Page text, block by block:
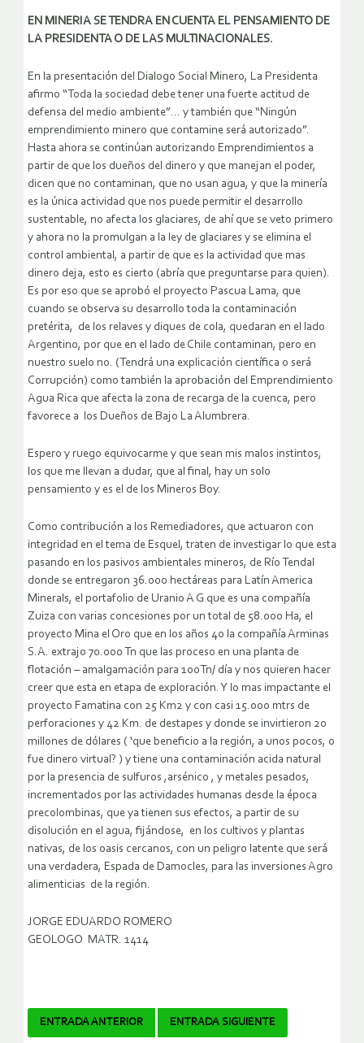
EN MINERIA SE TENDRA EN CUENTA EL PENSAMIENTO DE
LA PRESIDENTA O DE LAS MULTINACIONALES.
En la presentación del Dialogo Social Minero, La Presidenta
afirmo “Toda la sociedad debe tener una fuerte actitud de
defensa del medio ambiente”… y también que “Ningún
emprendimiento minero que contamine será autorizado”.
Hasta ahora se continúan autorizando Emprendimientos a
partir de que los dueños del dinero y que manejan el poder,
dicen que no contaminan, que no usan agua, y que la minería
es la única actividad que nos puede permitir el desarrollo
sustentable, no afecta los glaciares, de ahí que se veto primero
y ahora no la promulgan a la ley de glaciares y se elimina el
control ambiental, a partir de que es la actividad que mas
dinero deja, esto es cierto (abría que preguntarse para quien).
Es por eso que se aprobó el proyecto Pascua Lama, que
cuando se observa su desarrollo toda la contaminación
pretérita, de los relaves y diques de cola, quedaran en el lado
Argentino, por que en el lado de Chile contaminan, pero en
nuestro suelo no. (Tendrá una explicación científica o será
Corrupción) como también la aprobación del Emprendimiento
Agua Rica que afecta la zona de recarga de la cuenca, pero
favorece a los Dueños de Bajo La Alumbrera.
Espero y ruego equivocarme y que sean mis malos instintos,
los que me llevan a dudar, que al final, hay un solo
pensamiento y es el de los Mineros Boy.
Como contribución a los Remediadores, que actuaron con
integridad en el tema de Esquel, traten de investigar lo que esta
pasando en los pasivos ambientales mineros, de Río Tendal
donde se entregaron 36.000 hectáreas para Latín America
Minerals, el portafolio de Uranio A G que es una compañía
Zuiza con varias concesiones por un total de 58.000 Ha, el
proyecto Mina el Oro que en los años 40 la compañía Arminas
S.A. extrajo 70.000 Tn que las proceso en una planta de
flotación – amalgamación para 100Tn/ día y nos quieren hacer
creer que esta en etapa de exploración. Y lo mas impactante el
proyecto Famatina con 25 Km2 y con casi 15.000 mtrs de
perforaciones y 42 Km. de destapes y donde se invirtieron 20
millones de dólares ( ‘que beneficio a la región, a unos pocos, o
fue dinero virtual? ) y tiene una contaminación acida natural
por la presencia de sulfuros ,arsénico , y metales pesados,
incrementados por las actividades humanas desde la época
precolombinas, que ya tienen sus efectos, a partir de su
disolución en el agua, fijándose, en los cultivos y plantas
nativas, de los oasis cercanos, con un peligro latente que será
una verdadera, Espada de Damocles, para las inversiones Agro
alimenticias de la región.
JORGE EDUARDO ROMERO
GEOLOGO MATR. 1414
Navegador
ENTRADA ANTERIOR ENTRADA SIGUIENTE